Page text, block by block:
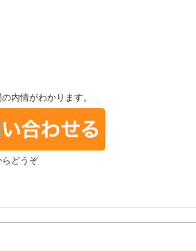
内情がわかります。
どうぞ